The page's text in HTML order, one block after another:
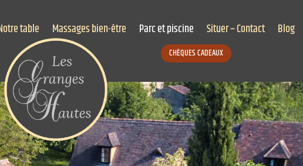
table Massages bien-être Parc et piscine Situer – Contact Blog
CHÈQUES CADEAUX